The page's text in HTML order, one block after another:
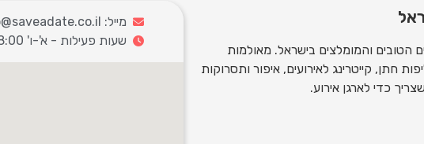
והמומלצים בישראל. מאולמות
חתן, קייטרינג לאירועים, איפור ותסרוקות
כדי לארגן אירוע.
מייל: info@saveadate.co.il
שעות פעילות - א'-ו' 9:00-18:00